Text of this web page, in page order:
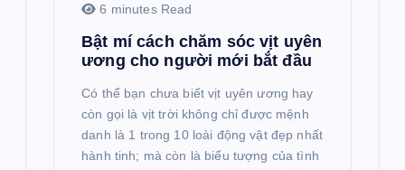
6 minutes Read
Bật mí cách chăm sóc vịt uyên
ương cho người mới bắt đầu
Có thể bạn chưa biết vịt uyên ương hay
còn gọi là vịt trời không chỉ được mệnh
danh là 1 trong 10 loài động vật đẹp nhất
hành tinh; mà còn là biểu tượng của tình